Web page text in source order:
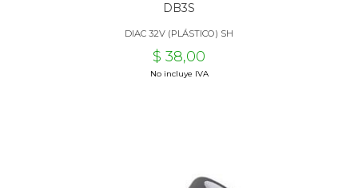
DB3S
DIAC 32V (PLÁSTICO) SH
$ 38,00
No incluye IVA